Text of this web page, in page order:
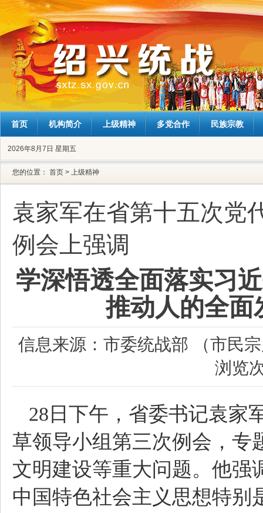
首页 机构简介 上级精神 多党合作 民族宗教
2026年8月7日 星期五
您的位置： 首页 > 上级精神
袁家军在省第十五次党
例会上强调
学深悟透全面落实习
推动人的全面
信息来源：市委统战部 （市民
浏览
28日下午，省委书记袁家
草领导小组第三次例会，专
文明建设等重大问题。他强
中国特色社会主义思想特别